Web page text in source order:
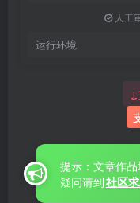
人工
运行环境
提示：文章作
疑问请到社区